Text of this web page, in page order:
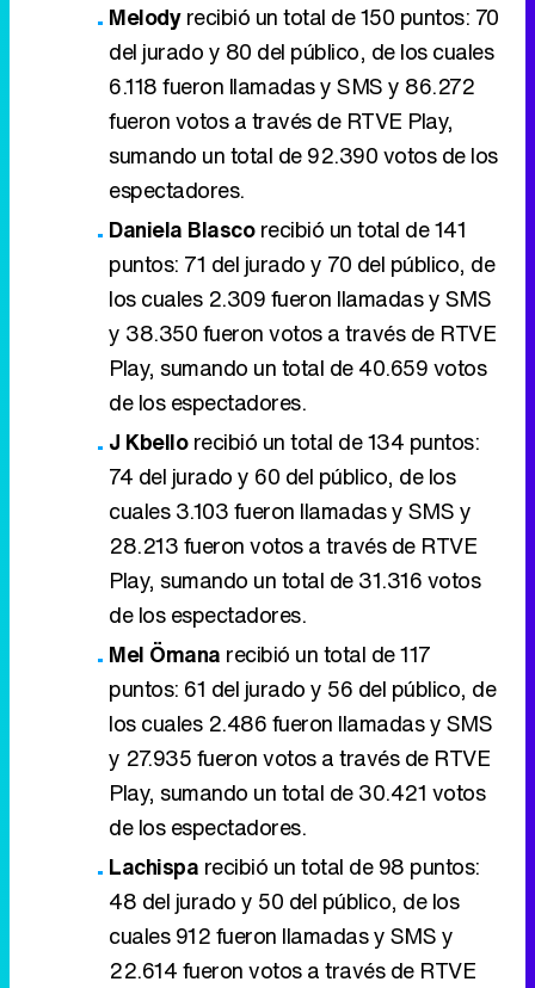
Melodyrecibió un total de 150 puntos: 70
del jurado y 80 del público, de los cuales
6.118 fueron llamadas y SMS y 86.272
fueron votos a través de RTVE Play,
sumando un total de 92.390 votos de los
espectadores.
Daniela Blascorecibió un total de 141
puntos: 71 del jurado y 70 del público, de
los cuales 2.309 fueron llamadas y SMS
y 38.350 fueron votos a través de RTVE
Play, sumando un total de 40.659 votos
de los espectadores.
J Kbellorecibió un total de 134 puntos:
74 del jurado y 60 del público, de los
cuales 3.103 fueron llamadas y SMS y
28.213 fueron votos a través de RTVE
Play, sumando un total de 31.316 votos
de los espectadores.
Mel Ömana recibió un total de 117
puntos: 61 del jurado y 56 del público, de
los cuales 2.486 fueron llamadas y SMS
y 27.935 fueron votos a través de RTVE
Play, sumando un total de 30.421 votos
de los espectadores.
Lachispa recibió un total de 98 puntos:
48 del jurado y 50 del público, de los
cuales 912 fueron llamadas y SMS y
22.614 fueron votos a través de RTVE